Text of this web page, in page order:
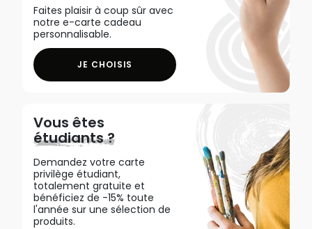
Faites plaisir à coup sûr avec
notre e-carte cadeau
personnalisable.
JE CHOISIS
Vous êtes
étudiants ?
Demandez votre carte
privilège étudiant,
totalement gratuite et
bénéficiez de -15% toute
l'année sur une sélection de
produits.